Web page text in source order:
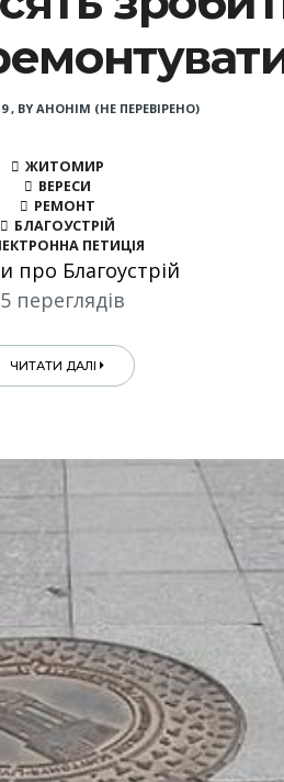
, BY АНОНІМ (НЕ ПЕРЕВІРЕНО)
ЖИТОМИР
ВЕРЕСИ
РЕМОНТ
БЛАГОУСТРІЙ
ПЕТИЦІЯ
про Благоустрій
переглядів
ЧИТАТИ ДАЛІ